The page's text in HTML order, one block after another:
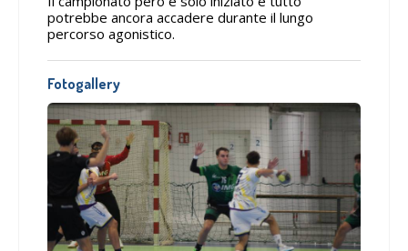
potrebbe ancora accadere durante il lungo
percorso agonistico.
Fotogallery